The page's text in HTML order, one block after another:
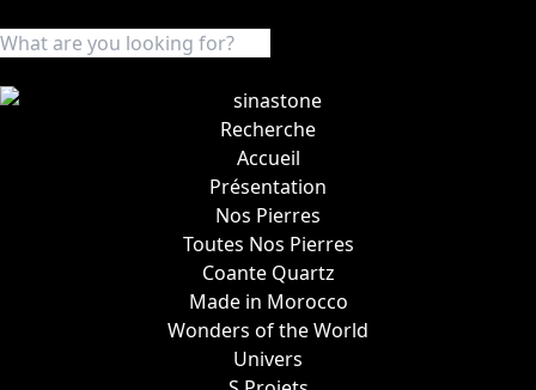
Recherche
Accueil
Présentation
Nos Pierres
Toutes Nos Pierres
Coante Quartz
Made in Morocco
Wonders of the World
Univers